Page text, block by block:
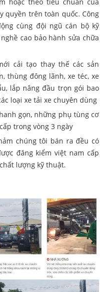
hoặc theo tiêu chuẩn của
quyền trên toàn quốc. Công
cùng đội ngũ cán bộ kỹ
cao bảo hành sửa chữa
cải tạo thay thế các sản
thùng đông lãnh, xe téc, xe
lắp nâng đầu trọn gói bao
loại xe tải xe chuyên dùng
gọn, những phụ tùng cơ
trong vòng 3 ngày
chúng tôi bán ra đều có
đăng kiểm việt nam cấp
lượng kỹ thuật.